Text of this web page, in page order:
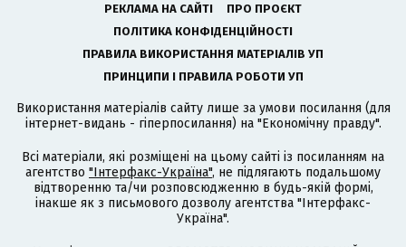
РЕКЛАМА НА САЙТІ
ПРО ПРОЄКТ
ПОЛІТИКА КОНФІДЕНЦІЙНОСТІ
ПРАВИЛА ВИКОРИСТАННЯ МАТЕРІАЛІВ УП
ПРИНЦИПИ І ПРАВИЛА РОБОТИ УП
Використання матеріалів сайту лише за умови посилання (для
інтернет-видань - гіперпосилання) на "Економічну правду".
Всі матеріали, які розміщені на цьому сайті із посиланням на
агентство "Інтерфакс-Україна", не підлягають подальшому
відтворенню та/чи розповсюдженню в будь-якій формі,
інакше як з письмового дозволу агентства "Інтерфакс-
Україна".